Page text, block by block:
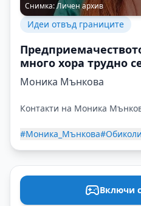
Снимка:Личен архив
Идеи отвъд границите
много хора трудно
Моника Мънкова
Контакти на Моника
#Моника_Мънкова
Включи